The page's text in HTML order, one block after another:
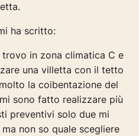
ha scritto:
in zona climatica C e
una villetta con il tetto
la coibentazione del
sono fatto realizzare più
preventivi solo due mi
non so quale scegliere